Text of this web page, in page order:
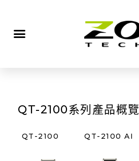
QT-2100系列產品概覽
QT-2100 QT-2100 AI